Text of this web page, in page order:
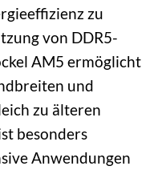
zu
von DDR5-
AM5 ermöglicht
und
zu älteren
besonders
Anwendungen